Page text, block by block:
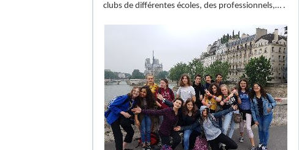
clubs de différentes écoles, des professionnels,… .